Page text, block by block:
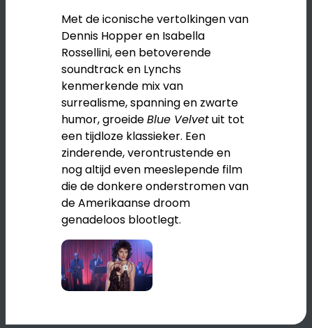
Met de iconische vertolkingen van
Dennis Hopper en Isabella
Rossellini, een betoverende
soundtrack en Lynchs
kenmerkende mix van
surrealisme, spanning en zwarte
humor, groeideBlue Velvetuit tot
een tijdloze klassieker. Een
zinderende, verontrustende en
nog altijd even meeslepende film
die de donkere onderstromen van
de Amerikaanse droom
genadeloos blootlegt.